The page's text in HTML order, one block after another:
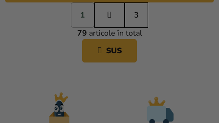
C
O
N
T
P
a
g
i
a
r
1
3
79 articole în total
SUS